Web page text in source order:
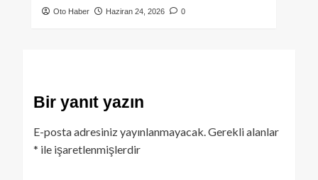
Oto Haber Haziran 24, 2026 0
Bir yanıt yazın
E-posta adresiniz yayınlanmayacak. Gerekli alanlar
* ile işaretlenmişlerdir